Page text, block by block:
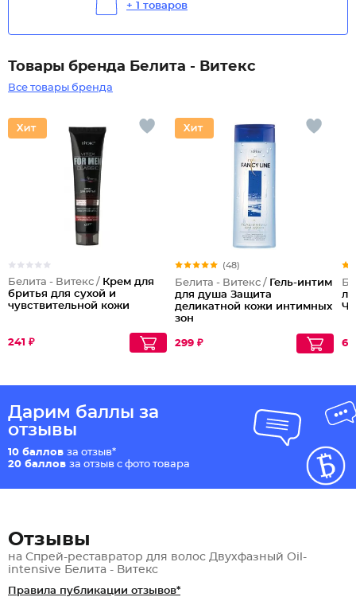
+ 1 товаров
Товары бренда Белита - Витекс
Все товары бренда
Белита - Витекс / Крем для
бритья для сухой и
чувствительной кожи
241 ₽
(48)
Белита - Витекс / Гель-интим
для душа Защита
деликатной кожи интимных
зон
299 ₽
Дарим баллы за
отзывы
10 баллов за отзыв*
20 баллов за отзыв с фото товара
Отзывы
на Спрей-реставратор для волос Двухфазный Oil-
intensive Белита - Витекс
Правила публикации отзывов*